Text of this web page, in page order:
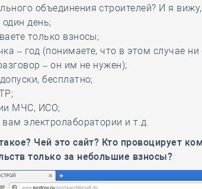
объединения строителей? И я
один день;
только взносы;
– год (понимаете, что в этом случае
– он им не нужен);
бесплатно;
МЧС, ИСО;
электролаборатории и т.д.
Чей это сайт? Кто провоцирует
только за небольшие взносы?